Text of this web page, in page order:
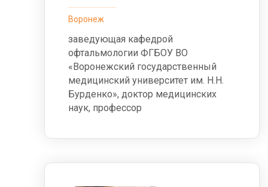
Воронеж
заведующая кафедрой
офтальмологии ФГБОУ ВО
«Воронежский государственный
медицинский университет им. Н.Н.
Бурденко», доктор медицинских
наук, профессор